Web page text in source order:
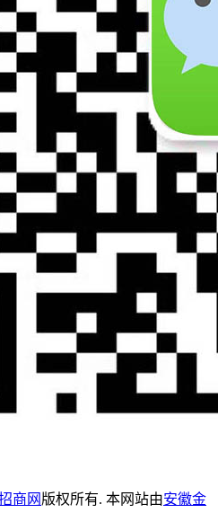
商网 版权所有. 本网站由安徽金